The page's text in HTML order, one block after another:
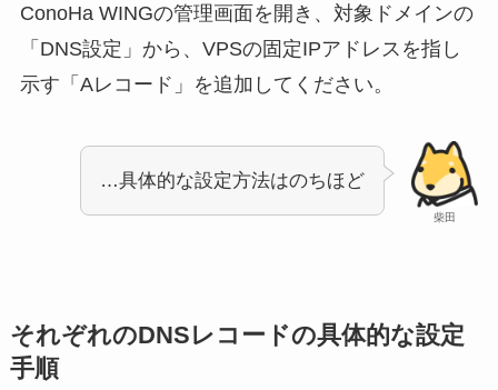
ConoHa WINGの管理画面を開き、対象ドメインの
「DNS設定」から、VPSの固定IPアドレスを指し
示す「Aレコード」を追加してください。
柴田
…具体的な設定方法はのちほど
それぞれのDNSレコードの具体的な設定
手順